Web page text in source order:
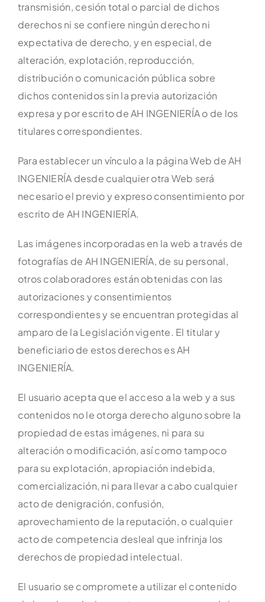
transmisión, cesión total o parcial de dichos
derechos ni se confiere ningún derecho ni
expectativa de derecho, y en especial, de
alteración, explotación, reproducción,
distribución o comunicación pública sobre
dichos contenidos sin la previa autorización
expresa y por escrito de AH INGENIERÍA o de los
titulares correspondientes.
Para establecer un vínculo a la página Web de AH
INGENIERÍA desde cualquier otra Web será
necesario el previo y expreso consentimiento por
escrito de AH INGENIERÍA.
Las imágenes incorporadas en la web a través de
fotografías de AH INGENIERÍA, de su personal,
otros colaboradores están obtenidas con las
autorizaciones y consentimientos
correspondientes y se encuentran protegidas al
amparo de la Legislación vigente. El titular y
beneficiario de estos derechos es AH
INGENIERÍA.
El usuario acepta que el acceso a la web y a sus
contenidos no le otorga derecho alguno sobre la
propiedad de estas imágenes, ni para su
alteración o modificación, así como tampoco
para su explotación, apropiación indebida,
comercialización, ni para llevar a cabo cualquier
acto de denigración, confusión,
aprovechamiento de la reputación, o cualquier
acto de competencia desleal que infrinja los
derechos de propiedad intelectual.
El usuario se compromete a utilizar el contenido